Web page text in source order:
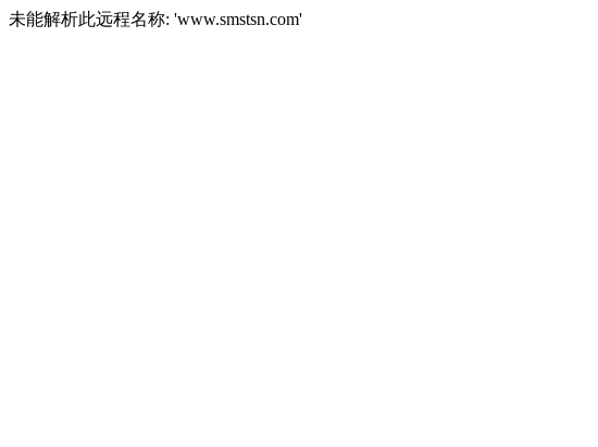
未能解析此远程名称: 'www.smstsn.com'